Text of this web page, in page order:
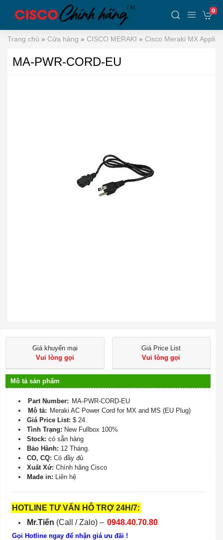
0
Trang chủ » Cửa hàng » CISCO MERAKI » Cisco Meraki MX
MA-PWR-CORD-EU
Giá khuyến mại
Vui lòng gọi
Giá Price List
Vui lòng gọi
Mô tả sản phẩm
Part Number: MA-PWR-CORD-EU
Mô tả: Meraki AC Power Cord for MX and MS (EU Plug)
Giá Price List: $ 24
Tình Trạng: New Fullbox 100%
Stock: có sẵn hàng
Bảo Hành: 12 Tháng.
CO, CQ: Có đầy đủ
Xuất Xứ: Chính hãng Cisco
Made in: Liên hệ
HOTLINE TƯ VẤN HỖ TRỢ 24H/7:
Mr.Tiến (Call / Zalo) – 0948.40.70.80
Gọi Hotline ngay để nhận giá ưu đãi !